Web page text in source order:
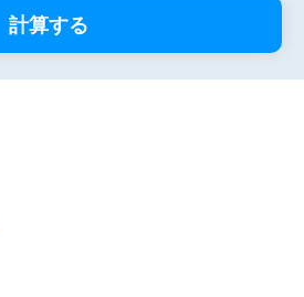
計算する